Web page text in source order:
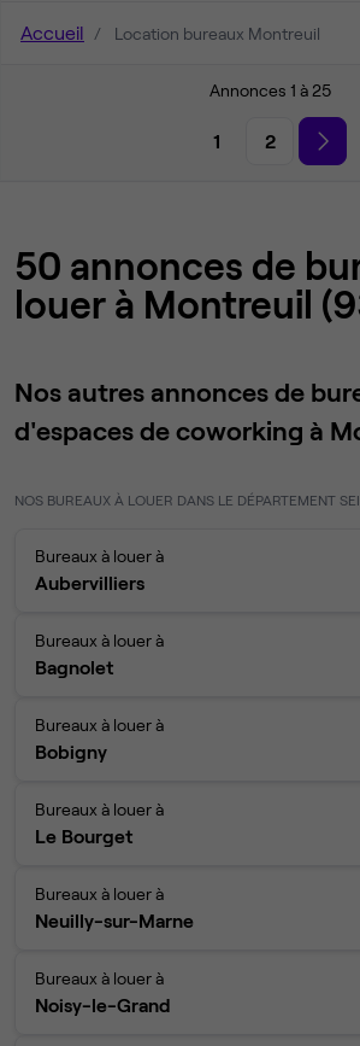
Accueil Location bureaux Montreuil
Annonces 1 à 25
1 2
50 annonces de
louer à Montreuil
Nos autres annonces de
d'espaces de coworking à
NOS BUREAUX À LOUER DANS LE DÉPARTEMENT
Bureaux à louer à
Aubervilliers
Bureaux à louer à
Bagnolet
Bureaux à louer à
Bobigny
Bureaux à louer à
Le Bourget
Bureaux à louer à
Neuilly-sur-Marne
Bureaux à louer à
Noisy-le-Grand